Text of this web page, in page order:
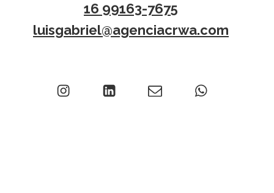
16 99163-7675
luisgabriel@agenciacrwa.com